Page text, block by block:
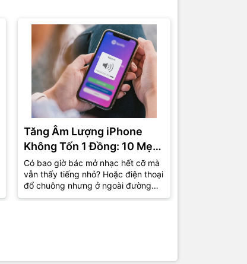
Tăng Âm Lượng iPhone
Không Tốn 1 Đồng: 10 Mẹo
Đơn Giản Nhưng Nhiều
Người Dùng 5 Năm Vẫn
Chưa Biết
Có bao giờ bác mở nhạc hết cỡ mà
vẫn thấy tiếng nhỏ? Hoặc điện thoại
đổ chuông nhưng ở ngoài đường
đông người lại khó nghe thấy? Thực